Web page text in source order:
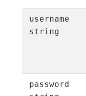
username
string
password